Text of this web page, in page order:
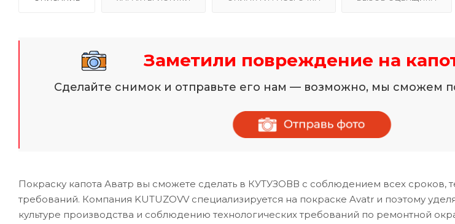
Заметили повреждение на
Сделайте снимок и отправьте его нам — возможно, мы сможем
Покраску капота Аватр вы сможете сделать в КУТУЗОВВ с соблюдением всех сроков,
требований. Компания KUTUZOVV специализируется на покраске Avatr и поэтому
культуре производства и соблюдению технологических требований по ремонтной